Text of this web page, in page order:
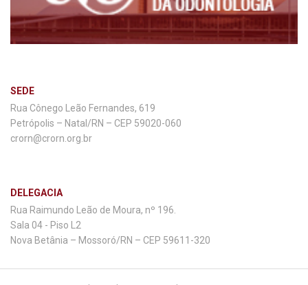
SEDE
Rua Cônego Leão Fernandes, 619
Petrópolis – Natal/RN – CEP 59020-060
crorn@crorn.org.br
DELEGACIA
Rua Raimundo Leão de Moura, nº 196.
Sala 04 - Piso L2
Nova Betânia – Mossoró/RN – CEP 59611-320